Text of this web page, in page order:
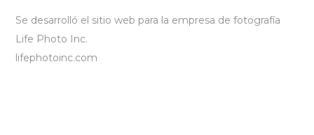
Se desarrolló el sitio web para la empresa de fotografía
Life Photo Inc.
lifephotoinc.com